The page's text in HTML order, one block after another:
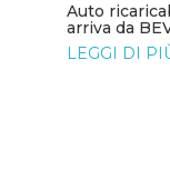
Auto
arriva da
LEGGI DI